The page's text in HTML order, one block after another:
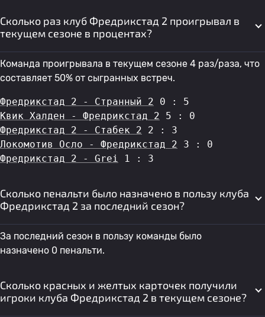
Сколько раз клуб Фредрикстад 2 проигрывал в
текущем сезоне в процентах?
Команда проигрывала в текущем сезоне 4 раз/раза, что
составляет 50% от сыгранных встреч.
Фредрикстад 2 - Странный 2 0 : 5
Квик Халден - Фредрикстад 2 5 : 0
Фредрикстад 2 - Стабек 2 2 : 3
Локомотив Осло - Фредрикстад 2 3 : 0
Фредрикстад 2 - Grei 1 : 3
Сколько пенальти было назначено в пользу клуба
Фредрикстад 2 за последний сезон?
За последний сезон в пользу команды было
назначено 0 пенальти.
Сколько красных и желтых карточек получили
игроки клуба Фредрикстад 2 в текущем сезоне?